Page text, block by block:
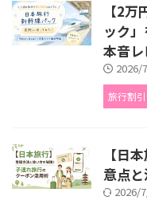
【2
ック
本音
2026/
旅行割
【日
意点
2026/